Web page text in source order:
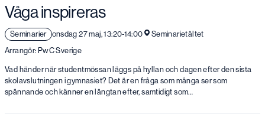
Våga inspireras
Seminarier onsdag 27 maj, 13:20-14:00
Seminarietältet
Arrangör: PwC Sverige
Vad händer när studentmössan läggs på hyllan och dagen efter den sista
skolavslutningen i gymnasiet? Det är en fråga som många ser som
spännande och känner en längtan efter, samtidigt som…